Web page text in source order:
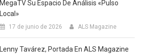
MegaTV Su Espacio De Análisis «Pulso
Local»
17 de junio de 2026 ALS Magazine
Lenny Tavárez, Portada En ALS Magazine